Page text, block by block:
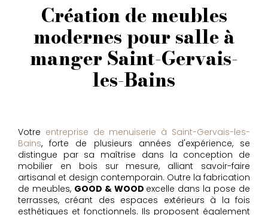
Création de meubles
modernes pour salle à
manger Saint-Gervais-
les-Bains
Votre entreprise de menuiserie à Saint-Gervais-les-
Bains, forte de plusieurs années d'expérience, se
distingue par sa maîtrise dans la conception de
mobilier en bois sur mesure, alliant savoir-faire
artisanal et design contemporain. Outre la fabrication
de meubles, GOOD & WOOD excelle dans la pose de
terrasses, créant des espaces extérieurs à la fois
esthétiques et fonctionnels. Ils proposent également